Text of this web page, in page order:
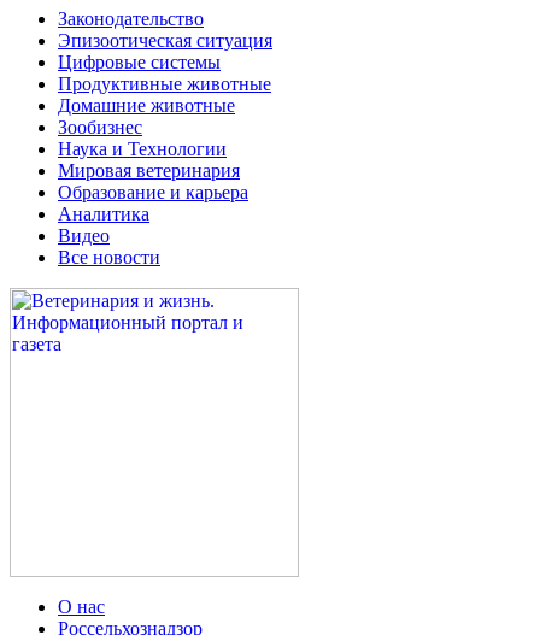
Законодательство
Эпизоотическая ситуация
Цифровые системы
Продуктивные животные
Домашние животные
Зообизнес
Наука и Технологии
Мировая ветеринария
Образование и карьера
Аналитика
Видео
Все новости
О нас
Россельхознадзор